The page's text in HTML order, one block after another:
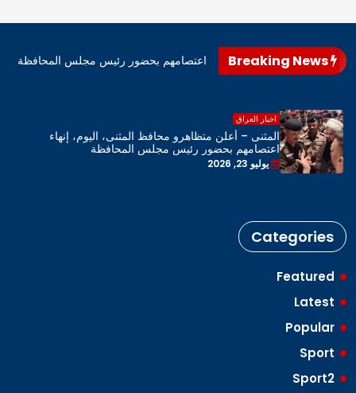
محافظ المثنى، اليوم، إنهاء اعتصامهم بحضور رئيس مجلس المحافظة
اخبار العراق
المثنى – أعلن متظاهرو محافظ المثنى، اليوم، إنهاء
اعتصامهم بحضور رئيس مجلس المحافظة
يوليو 23, 2026
Categories
Featured
Latest
Popular
Sport
Sport2